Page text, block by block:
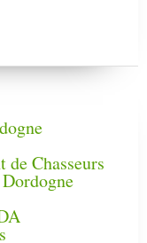
Chasseurs